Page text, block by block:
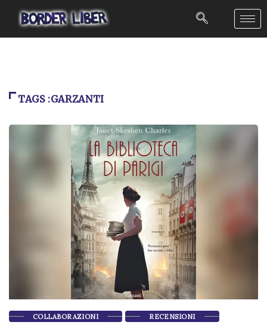
TAGS :GARZANTI
COLLABORAZIONI RECENSIONI